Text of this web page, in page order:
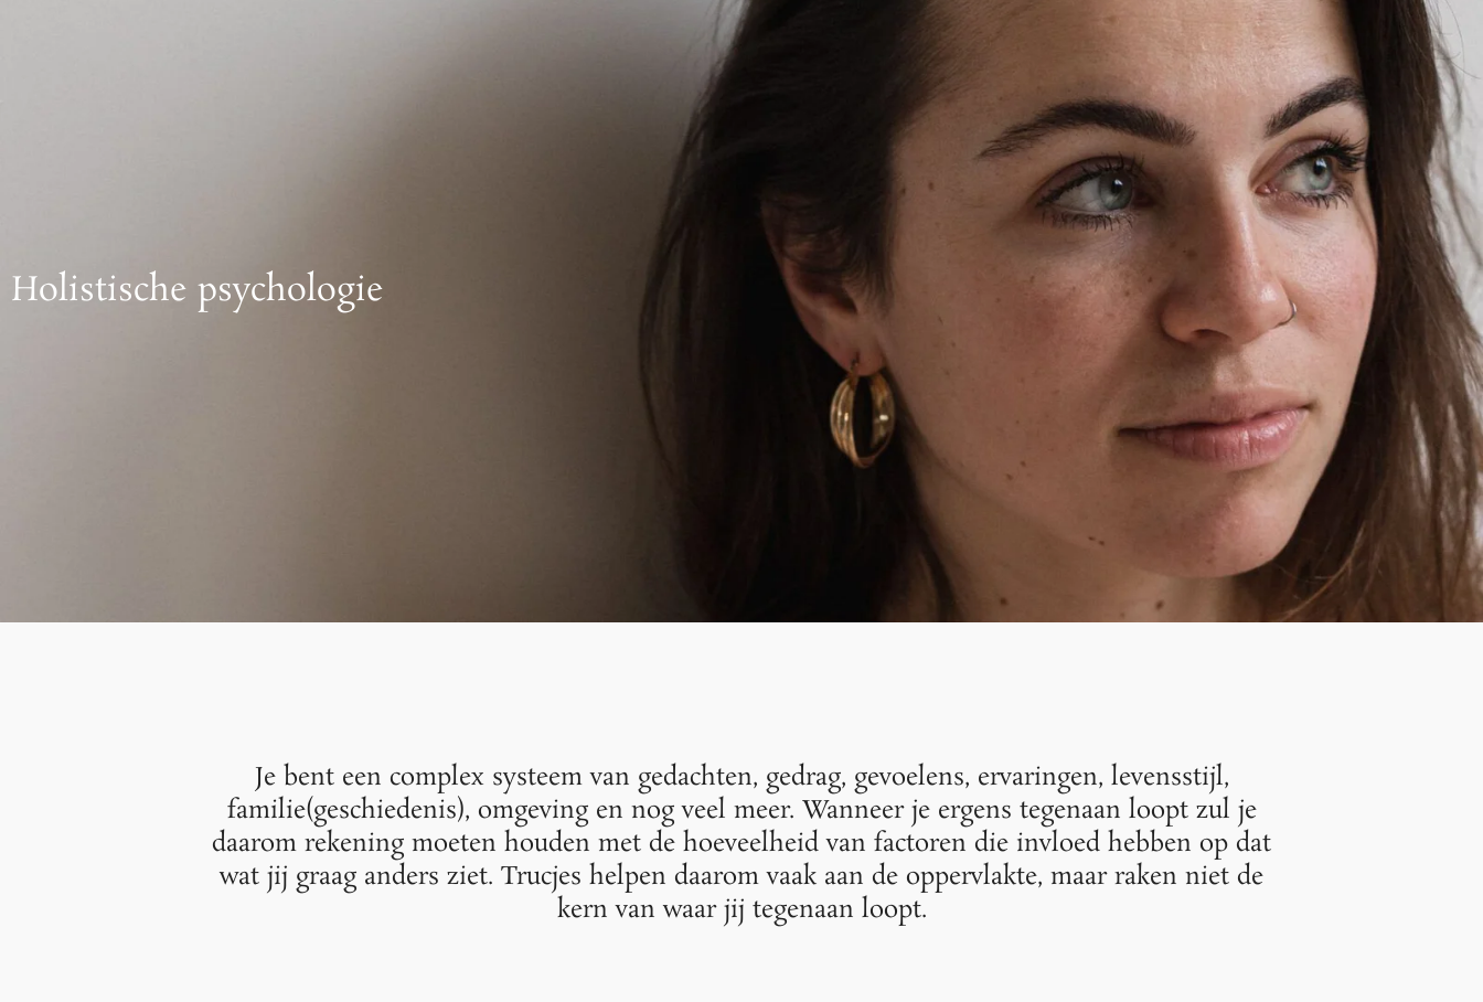
Holistische psychologie
Je bent een complex systeem van gedachten, gedrag, gevoelens, ervaringen, levensstijl,
familie(geschiedenis), omgeving en nog veel meer. Wanneer je ergens tegenaan loopt zul je
daarom rekening moeten houden met de hoeveelheid van factoren die invloed hebben op dat
wat jij graag anders ziet. Trucjes helpen daarom vaak aan de oppervlakte, maar raken niet de
kern van waar jij tegenaan loopt.